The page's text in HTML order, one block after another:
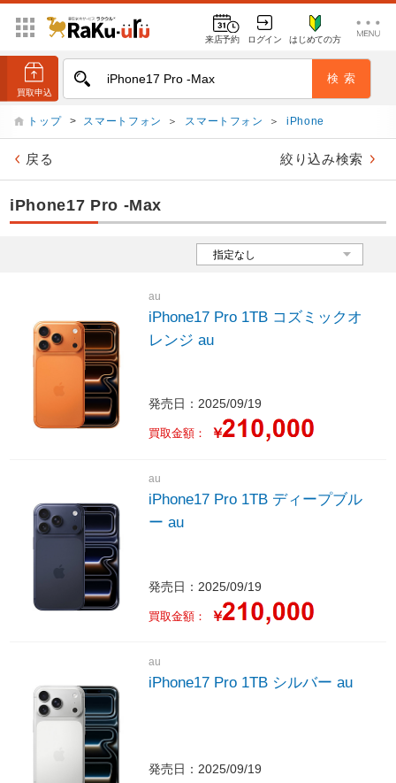
来店予約 ログイン はじめての方
トップ > スマートフォン ＞ スマートフォン ＞ iPhone
戻る 絞り込み検索
iPhone17 Pro -Max
au
iPhone17 Pro 1TB コズミックオ
レンジ au
発売日：2025/09/19
買取金額： ￥
au
iPhone17 Pro 1TB ディープブル
ー au
発売日：2025/09/19
買取金額： ￥
au
iPhone17 Pro 1TB シルバー au
発売日：2025/09/19